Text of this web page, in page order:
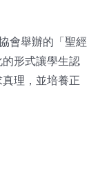
會舉辦的「聖經
形式讓學生認
理，並培養正